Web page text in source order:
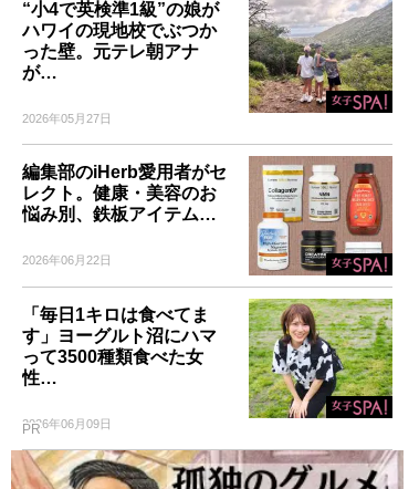
“小4で英検準1級”の娘が
ハワイの現地校でぶつか
った壁。元テレ朝アナ
が…
2026年05月27日
編集部のiHerb愛用者がセ
レクト。健康・美容のお
悩み別、鉄板アイテム…
2026年06月22日
「毎日1キロは食べてま
す」ヨーグルト沼にハマ
って3500種類食べた女
性…
2026年06月09日
PR